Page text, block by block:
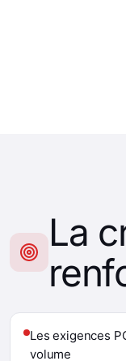
La
Les exigences
volume